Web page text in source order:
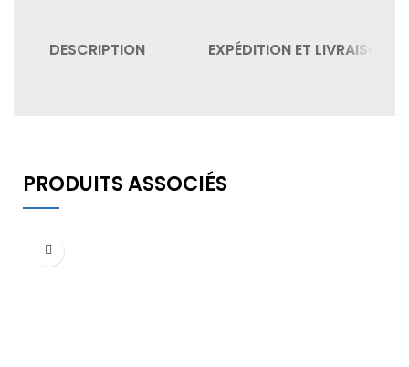
DESCRIPTION EXPÉDITION ET LIVRAISON
PRODUITS ASSOCIÉS